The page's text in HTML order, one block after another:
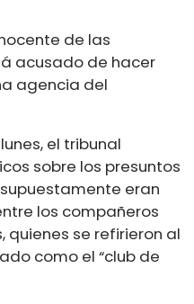
de las
acusado de hacer
agencia del
el tribunal
sobre los presuntos
eran
los compañeros
quienes se refirieron al
como el “club de